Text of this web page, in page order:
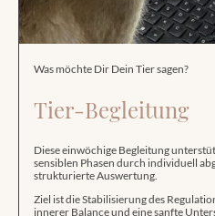
Was möchte Dir Dein Tier sagen?
Tier-Begleitung
Diese einwöchige Begleitung
sensiblen Phasen durch individuell
strukturierte Auswertung.
Ziel ist die Stabilisierung des
innerer Balance und eine sanfte